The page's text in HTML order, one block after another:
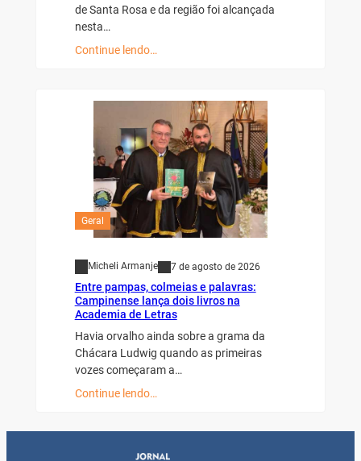
de Santa Rosa e da região foi alcançada
nesta…
Continue lendo…
Geral
Micheli Armanje 7 de agosto de 2026
Entre pampas, colmeias e palavras:
Campinense lança dois livros na
Academia de Letras
Havia orvalho ainda sobre a grama da
Chácara Ludwig quando as primeiras
vozes começaram a…
Continue lendo…